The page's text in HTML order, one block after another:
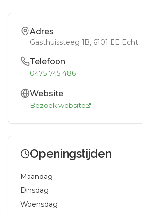
Adres
Gasthuissteeg 1B, 6101 EE Echt
Telefoon
0475 745 486
Website
Bezoek website
Openingstijden
Maandag
Dinsdag
Woensdag